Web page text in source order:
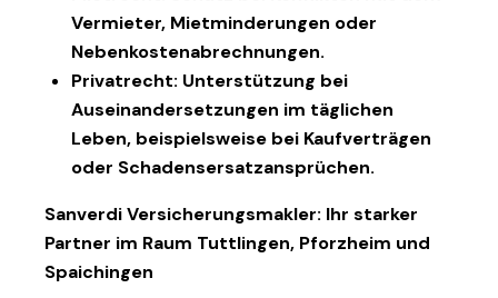
Vermieter, Mietminderungen oder
Nebenkostenabrechnungen.
Privatrecht: Unterstützung bei
Auseinandersetzungen im täglichen
Leben, beispielsweise bei Kaufverträgen
oder Schadensersatzansprüchen.
Sanverdi Versicherungsmakler: Ihr starker
Partner im Raum Tuttlingen, Pforzheim und
Spaichingen